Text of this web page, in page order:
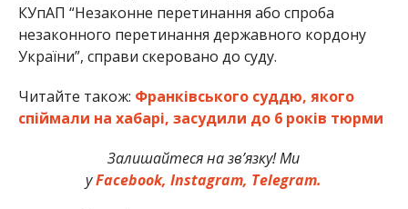
КУпАП “Незаконне перетинання або спроба
незаконного перетинання державного кордону
України”, справи скеровано до суду.
Читайте також: Франківського суддю, якого
спіймали на хабарі, засудили до 6 років тюрми
Залишайтеся на зв’язку! Ми
уFacebook,Instagram, Telegram.